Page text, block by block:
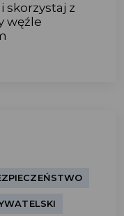
skorzystaj z
węźle